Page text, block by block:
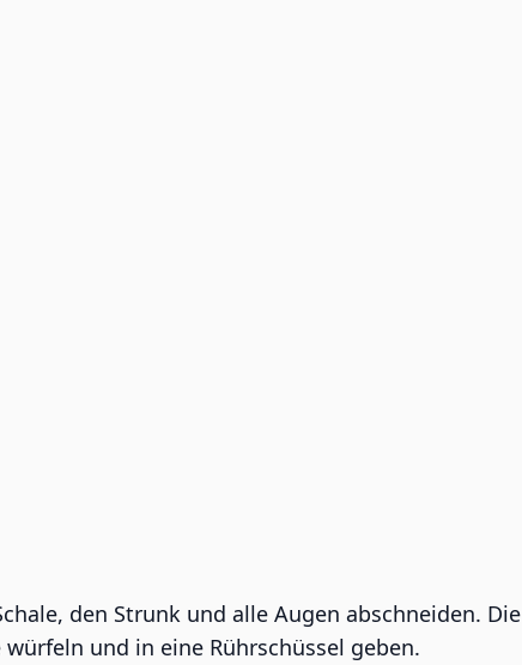
den Strunk und alle Augen abschneiden. Die
und in eine Rührschüssel geben.